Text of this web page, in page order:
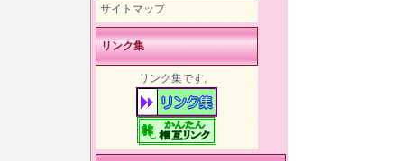
サイトマップ
リンク集
リンク集です。